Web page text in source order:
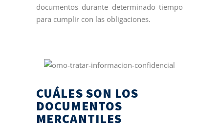
documentos durante determinado tiempo
para cumplir con las obligaciones.
CUÁLES SON LOS
DOCUMENTOS
MERCANTILES